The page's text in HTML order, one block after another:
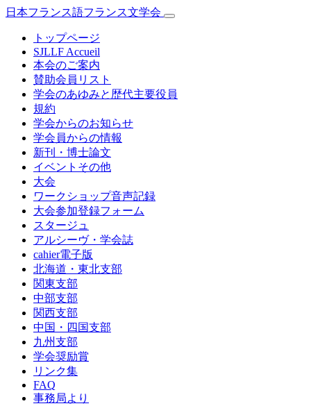
日本フランス語フランス文学会
トップページ
SJLLF Accueil
本会のご案内
賛助会員リスト
学会のあゆみと歴代主要役員
規約
学会からのお知らせ
学会員からの情報
新刊・博士論文
イベントその他
大会
ワークショップ音声記録
大会参加登録フォーム
スタージュ
アルシーヴ・学会誌
cahier電子版
北海道・東北支部
関東支部
中部支部
関西支部
中国・四国支部
九州支部
学会奨励賞
リンク集
FAQ
事務局より